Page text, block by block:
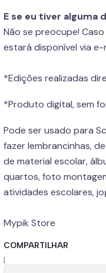
E se eu tiver alguma
Não se preocupe!
estará disponível via
*Edições realizadas
*Produto digital, sem
Pode ser usado para
fazer lembrancinhas,
de material escolar,
quartos, foto
atividades escolares,
Mypik Store
COMPARTILHAR
|